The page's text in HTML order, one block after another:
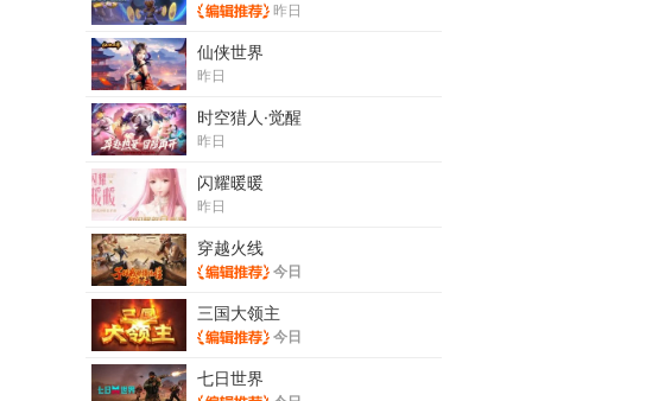
昨日
仙侠世界
昨日
时空猎人·觉醒
昨日
闪耀暖暖
昨日
穿越火线
今日
三国大领主
今日
七日世界